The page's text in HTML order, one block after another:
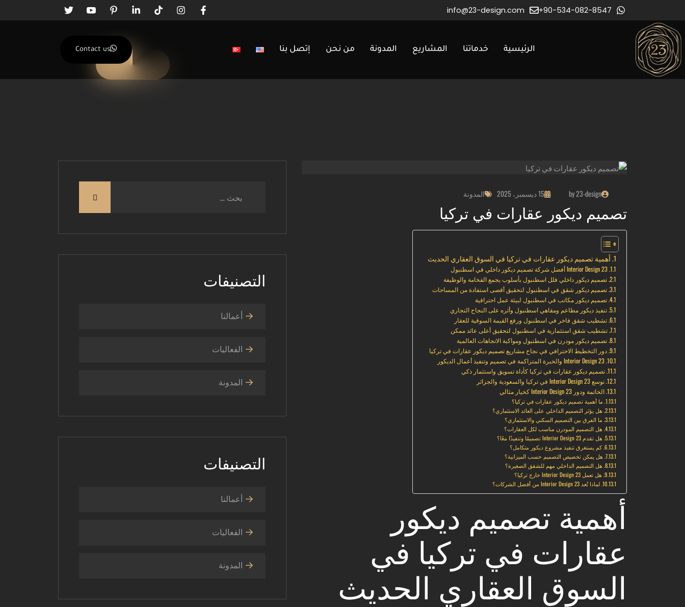
90-534-082-8547+
info@23-design.com
الرئيسية خدماتنا المشاريع المدونة من نحن إتصل بنا Contact us
by 23-design 15 ديسمبر، 2025 المدونة
تصميم ديكور عقارات في تركيا
أهمية تصميم ديكور عقارات في تركيا في السوق العقاري الحديث
23 Interior Design أفضل شركة تصميم ديكور داخلي في اسطنبول
تصميم ديكور داخلي فلل اسطنبول بأسلوب يجمع الفخامة والوظيفة
تصميم ديكور شقق في اسطنبول لتحقيق أقصى استفادة من المساحات
تصميم ديكور مكاتب في اسطنبول لبيئة عمل احترافية
تنفيذ ديكور مطاعم ومقاهي اسطنبول وأثره على النجاح التجاري
تشطيب شقق فاخر في اسطنبول ورفع القيمة السوقية للعقار
تشطيب شقق استثمارية في اسطنبول لتحقيق أعلى عائد ممكن
تصميم ديكور مودرن في اسطنبول ومواكبة الاتجاهات العالمية
دور التخطيط الاحترافي في نجاح مشاريع تصميم ديكور عقارات في تركيا
23 Interior Design والخبرة المتراكمة في تصميم وتنفيذ أعمال الديكور
تصميم ديكور عقارات في تركيا كأداة تسويق واستثمار ذكي
توسع 23 Interior Design في تركيا والسعودية والجزائر
الخاتمة ودور 23 Interior Design كخيار مثالي
ما أهمية تصميم ديكور عقارات في تركيا؟
هل يؤثر التصميم الداخلي على العائد الاستثماري؟
ما الفرق بين التصميم السكني والاستثماري؟
هل التصميم المودرن مناسب لكل العقارات؟
هل تقدم 23 Interior Design تصميمًا وتنفيذًا معًا؟
كم يستغرق تنفيذ مشروع ديكور متكامل؟
هل يمكن تخصيص التصميم حسب الميزانية؟
هل التصميم الداخلي مهم للشقق الصغيرة؟
هل تعمل 23 Interior Design خارج تركيا؟
لماذا تُعد 23 Interior Design من أفضل الشركات؟
أهمية تصميم ديكور
عقارات في تركيا في
السوق العقاري الحديث
التصنيفات
أعمالنا
الفعاليات
المدونة
التصنيفات
أعمالنا
الفعاليات
المدونة